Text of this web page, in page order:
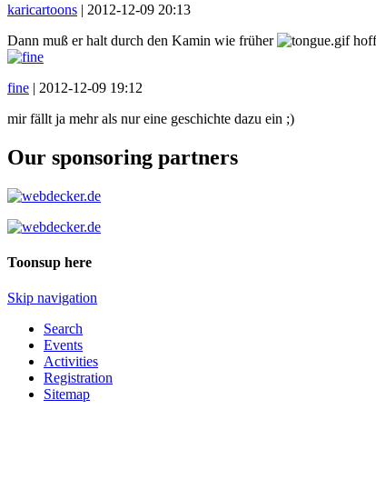
karicartoons | 2012-12-09 20:13
Dann muß er halt durch den Kamin wie früher
fine | 2012-12-09 19:12
mir fällt ja mehr als nur eine geschichte dazu ein ;)
Our sponsoring partners
Toonsup here
Skip navigation
Search
Events
Activities
Registration
Sitemap